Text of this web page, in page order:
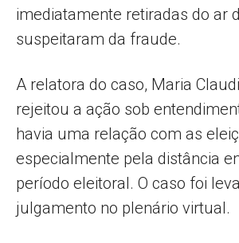
imediatamente retiradas do ar
suspeitaram da fraude.
A relatora do caso, Maria
rejeitou a ação sob
havia uma relação com as
especialmente pela distância
período eleitoral. O caso foi
julgamento no plenário virtual.